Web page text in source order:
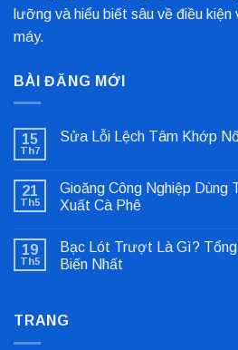
lưỡng và hiểu biết sâu về điều
máy.
BÀI ĐĂNG MỚI
15
Th7
Sửa Lỗi Lệch Tâm Khớp
luận
ở
Sửa
Tâm
Khớp
Nối
21
Th5
Gioăng Công Nghiệp Dùng
Xuất Cà Phê
bình
luận
ở
Dùng
19
Th5
Bạc Lót Trượt Là Gì?
Biến Nhất
luận
TRANG